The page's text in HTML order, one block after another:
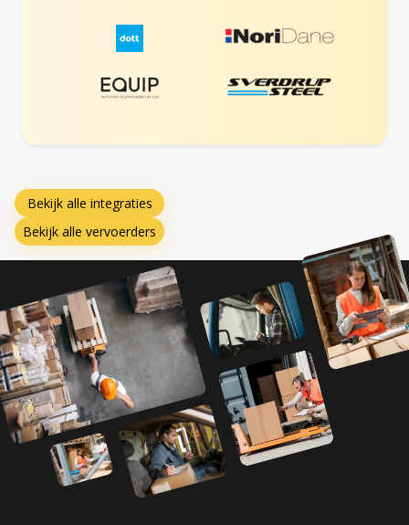
Bekijk alle integraties
Bekijk alle vervoerders